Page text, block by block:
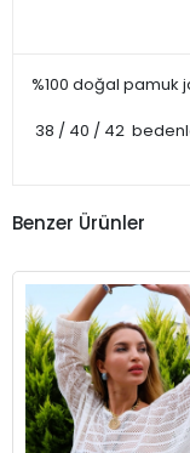
%100 doğal pamuk
38 / 40 / 42
Benzer Ürünler